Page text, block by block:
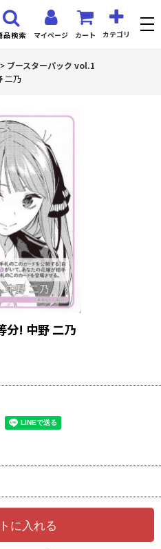
マイページ カート カテゴリ
品検索
> ブースターパック vol.1
二乃
分! 中野 二乃
に入れる